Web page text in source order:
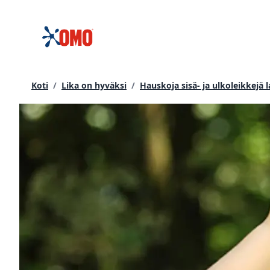
Koti / Lika on hyväksi / Hauskoja sisä- ja ulkoleikkejä